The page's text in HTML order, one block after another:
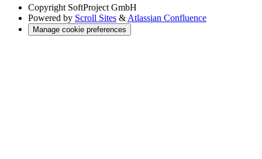
Copyright SoftProject GmbH
Powered by Scroll Sites & Atlassian Confluence
Manage cookie preferences